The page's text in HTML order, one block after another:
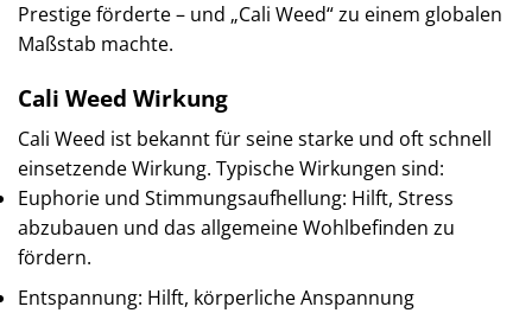
Prestige förderte – und „Cali Weed“ zu einem globalen
Maßstab machte.
Cali Weed Wirkung
Cali Weed ist bekannt für seine starke und oft schnell
einsetzende Wirkung. Typische Wirkungen sind:
Euphorie und Stimmungsaufhellung: Hilft, Stress
abzubauen und das allgemeine Wohlbefinden zu
fördern.
Entspannung: Hilft, körperliche Anspannung